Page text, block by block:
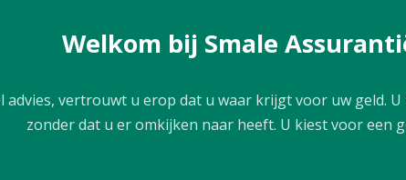
Welkom bij Smale
advies, vertrouwt u erop dat u waar krijgt voor uw geld.
zonder dat u er omkijken naar heeft. U kiest voor een